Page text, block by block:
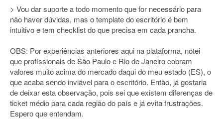
> Vou dar suporte a todo momento que for necessário para
não haver dúvidas, mas o template do escritório é bem
intuitivo e tem checklist do que precisa em cada prancha.
OBS: Por experiências anteriores aqui na plataforma, notei
que profissionais de São Paulo e Rio de Janeiro cobram
valores muito acima do mercado daqui do meu estado (ES), o
que acaba sendo inviável para o escritório. Então, já gostaria
de deixar esta observação, pois sei que existem diferenças de
ticket médio para cada região do país e já evita frustrações.
Espero que entendam.